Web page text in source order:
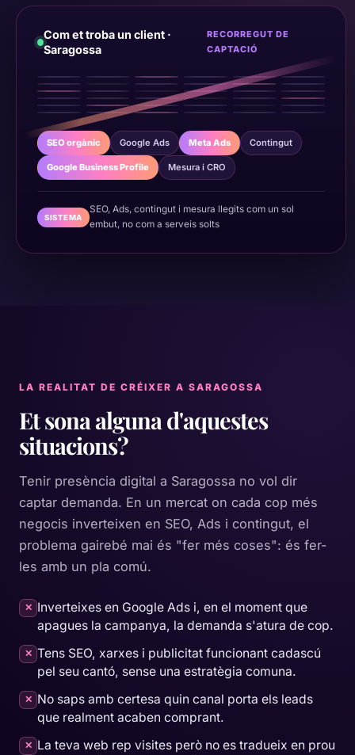
Com et troba un client ·
Saragossa
RECORREGUT DE
CAPTACIÓ
SEO orgànic Google Ads Meta Ads Contingut
Google Business Profile Mesura i CRO
SISTEMA
SEO, Ads, contingut i mesura llegits com un sol
embut, no com a serveis solts
LA REALITAT DE CRÉIXER A SARAGOSSA
Et sona alguna d'aquestes
situacions?
Tenir presència digital a Saragossa no vol dir
captar demanda. En un mercat on cada cop més
negocis inverteixen en SEO, Ads i contingut, el
problema gairebé mai és "fer més coses": és fer-
les amb un pla comú.
✕ Inverteixes en Google Ads i, en el moment que
apagues la campanya, la demanda s'atura de cop.
✕ Tens SEO, xarxes i publicitat funcionant cadascú
pel seu cantó, sense una estratègia comuna.
✕ No saps amb certesa quin canal porta els leads
que realment acaben comprant.
✕ La teva web rep visites però no es tradueix en prou